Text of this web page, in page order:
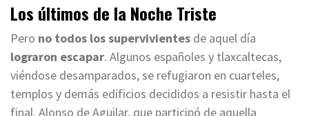
Los últimos de la Noche Triste
Pero no todos los supervivientes de aquel día
lograron escapar. Algunos españoles y tlaxcaltecas,
viéndose desamparados, se refugiaron en cuarteles,
templos y demás edificios decididos a resistir hasta el
final. Alonso de Aguilar, que participó de aquella